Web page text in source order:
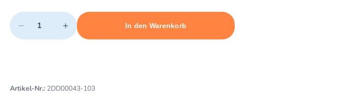
Quantity
− +
Minimum quantity: 1 Maximum quantity: 487
In den Warenkorb
Add 1 item to cart
Artikel-Nr.: 2DD00043-103